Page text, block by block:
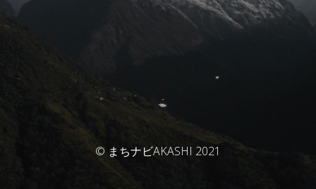
© まちナビAKASHI 2021